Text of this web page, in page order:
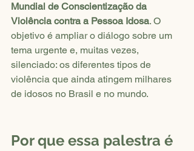
Mundial de Conscientização da
Violência contra a Pessoa Idosa. O
objetivo é ampliar o diálogo sobre um
tema urgente e, muitas vezes,
silenciado: os diferentes tipos de
violência que ainda atingem milhares
de idosos no Brasil e no mundo.
Por que essa palestra é